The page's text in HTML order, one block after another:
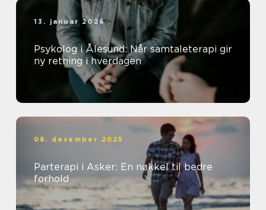
13. januar 2026
Psykolog i Ålesund: Når samtaleterapi gir
ny retning i hverdagen
08. desember 2025
Parterapi i Asker: En nøkkel til bedre
forhold